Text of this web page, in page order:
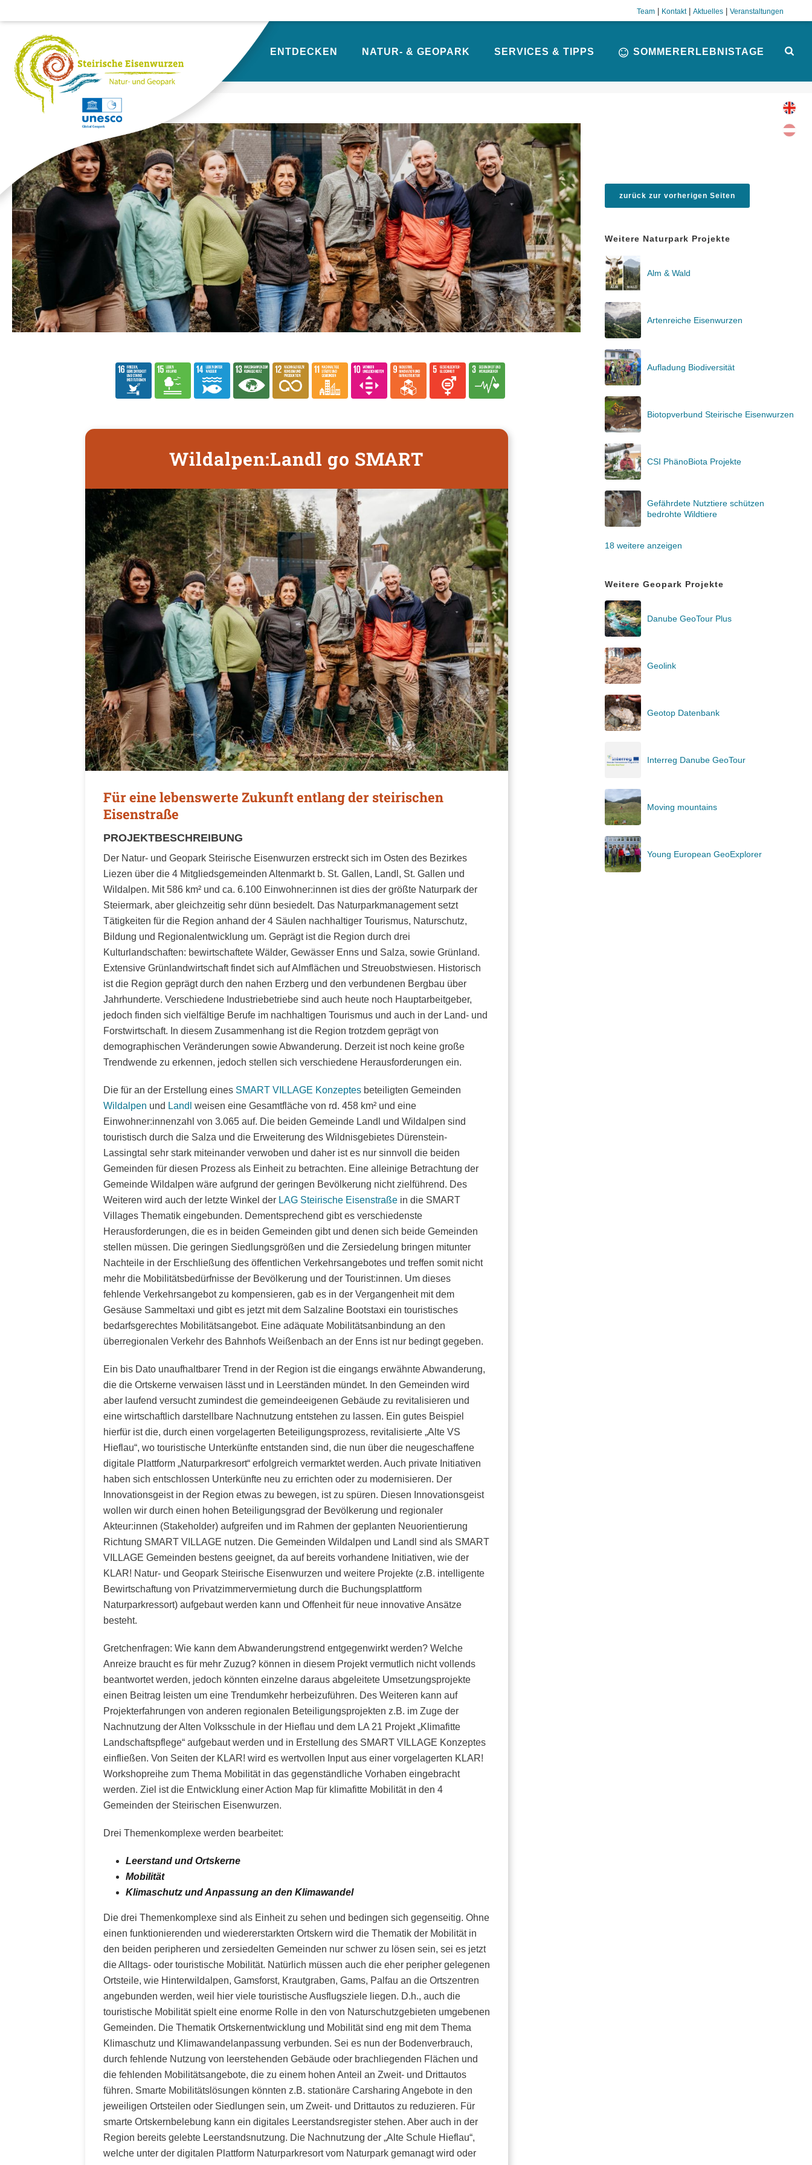
Team Kontakt| Aktuelles Veranstaltungen
HOME ENTDECKEN NATUR- & GEOPARK SERVICES & TIPPS SOMMERERLEBNISTAGE
WILDALPEN:LANDL GO SMART
Wildalpen:Landl go SMART
Für eine lebenswerte Zukunft entlang der steirischen
Eisenstraße
PROJEKTBESCHREIBUNG
Der Natur- und Geopark Steirische Eisenwurzen erstreckt sich im Osten des Bezirkes
Liezen über die 4 Mitgliedsgemeinden Altenmarkt b. St. Gallen, Landl, St. Gallen und
Wildalpen. Mit 586 km² und ca. 6.100 Einwohner:innen ist dies der größte Naturpark der
Steiermark, aber gleichzeitig sehr dünn besiedelt. Das Naturparkmanagement setzt
Tätigkeiten für die Region anhand der 4 Säulen nachhaltiger Tourismus, Naturschutz,
Bildung und Regionalentwicklung um. Geprägt ist die Region durch drei
Kulturlandschaften: bewirtschaftete Wälder, Gewässer Enns und Salza, sowie Grünland.
Extensive Grünlandwirtschaft findet sich auf Almflächen und Streuobstwiesen. Historisch
ist die Region geprägt durch den nahen Erzberg und den verbundenen Bergbau über
Jahrhunderte. Verschiedene Industriebetriebe sind auch heute noch Hauptarbeitgeber,
jedoch finden sich vielfältige Berufe im nachhaltigen Tourismus und auch in der Land- und
Forstwirtschaft. In diesem Zusammenhang ist die Region trotzdem geprägt von
demographischen Veränderungen sowie Abwanderung. Derzeit ist noch keine große
Trendwende zu erkennen, jedoch stellen sich verschiedene Herausforderungen ein.
Die für an der Erstellung eines SMART VILLAGE Konzeptesbeteiligten Gemeinden
Wildalpen und Landl weisen eine Gesamtfläche von rd. 458 km² und eine
Einwohner:innenzahl von 3.065 auf. Die beiden Gemeinde Landl und Wildalpen sind
touristisch durch die Salza und die Erweiterung des Wildnisgebietes Dürenstein-
Lassingtal sehr stark miteinander verwoben und daher ist es nur sinnvoll die beiden
Gemeinden für diesen Prozess als Einheit zu betrachten. Eine alleinige Betrachtung der
Gemeinde Wildalpen wäre aufgrund der geringen Bevölkerung nicht zielführend. Des
Weiteren wird auch der letzte Winkel der LAG Steirische Eisenstraßein die SMART
Villages Thematik eingebunden. Dementsprechend gibt es verschiedenste
Herausforderungen, die es in beiden Gemeinden gibt und denen sich beide Gemeinden
stellen müssen. Die geringen Siedlungsgrößen und die Zersiedelung bringen mitunter
Nachteile in der Erschließung des öffentlichen Verkehrsangebotes und treffen somit nicht
mehr die Mobilitätsbedürfnisse der Bevölkerung und der Tourist:innen. Um dieses
fehlende Verkehrsangebot zu kompensieren, gab es in der Vergangenheit mit dem
Gesäuse Sammeltaxi und gibt es jetzt mit dem Salzaline Bootstaxi ein touristisches
bedarfsgerechtes Mobilitätsangebot. Eine adäquate Mobilitätsanbindung an den
überregionalen Verkehr des Bahnhofs Weißenbach an der Enns ist nur bedingt gegeben.
Ein bis Dato unaufhaltbarer Trend in der Region ist die eingangs erwähnte Abwanderung,
die die Ortskerne verwaisen lässt und in Leerständen mündet. In den Gemeinden wird
aber laufend versucht zumindest die gemeindeeigenen Gebäude zu revitalisieren und
eine wirtschaftlich darstellbare Nachnutzung entstehen zu lassen. Ein gutes Beispiel
hierfür ist die, durch einen vorgelagerten Beteiligungsprozess, revitalisierte „Alte VS
Hieflau“, wo touristische Unterkünfte entstanden sind, die nun über die neugeschaffene
digitale Plattform „Naturparkresort“ erfolgreich vermarktet werden. Auch private Initiativen
haben sich entschlossen Unterkünfte neu zu errichten oder zu modernisieren. Der
Innovationsgeist in der Region etwas zu bewegen, ist zu spüren. Diesen Innovationsgeist
wollen wir durch einen hohen Beteiligungsgrad der Bevölkerung und regionaler
Akteur:innen (Stakeholder) aufgreifen und im Rahmen der geplanten Neuorientierung
Richtung SMART VILLAGE nutzen. Die Gemeinden Wildalpen und Landl sind als SMART
VILLAGE Gemeinden bestens geeignet, da auf bereits vorhandene Initiativen, wie der
KLAR! Natur- und Geopark Steirische Eisenwurzen und weitere Projekte (z.B. intelligente
Bewirtschaftung von Privatzimmervermietung durch die Buchungsplattform
Naturparkressort) aufgebaut werden kann und Offenheit für neue innovative Ansätze
besteht.
Gretchenfragen: Wie kann dem Abwanderungstrend entgegenwirkt werden? Welche
Anreize braucht es für mehr Zuzug? können in diesem Projekt vermutlich nicht vollends
beantwortet werden, jedoch könnten einzelne daraus abgeleitete Umsetzungsprojekte
einen Beitrag leisten um eine Trendumkehr herbeizuführen. Des Weiteren kann auf
Projekterfahrungen von anderen regionalen Beteiligungsprojekten z.B. im Zuge der
Nachnutzung der Alten Volksschule in der Hieflau und dem LA 21 Projekt „Klimafitte
Landschaftspflege“ aufgebaut werden und in Erstellung des SMART VILLAGE Konzeptes
einfließen. Von Seiten der KLAR! wird es wertvollen Input aus einer vorgelagerten KLAR!
Workshopreihe zum Thema Mobilität in das gegenständliche Vorhaben eingebracht
werden. Ziel ist die Entwicklung einer Action Map für klimafitte Mobilität in den 4
Gemeinden der Steirischen Eisenwurzen.
Drei Themenkomplexe werden bearbeitet:
Leerstand und Ortskerne
Mobilität
Klimaschutz und Anpassung an den Klimawandel
Die drei Themenkomplexe sind als Einheit zu sehen und bedingen sich gegenseitig. Ohne
einen funktionierenden und wiedererstarkten Ortskern wird die Thematik der Mobilität in
den beiden peripheren und zersiedelten Gemeinden nur schwer zu lösen sein, sei es jetzt
die Alltags- oder touristische Mobilität. Natürlich müssen auch die eher peripher gelegenen
Ortsteile, wie Hinterwildalpen, Gamsforst, Krautgraben, Gams, Palfau an die Ortszentren
angebunden werden, weil hier viele touristische Ausflugsziele liegen. D.h., auch die
touristische Mobilität spielt eine enorme Rolle in den von Naturschutzgebieten umgebenen
Gemeinden. Die Thematik Ortskernentwicklung und Mobilität sind eng mit dem Thema
Klimaschutz und Klimawandelanpassung verbunden. Sei es nun der Bodenverbrauch,
durch fehlende Nutzung von leerstehenden Gebäude oder brachliegenden Flächen und
die fehlenden Mobilitätsangebote, die zu einem hohen Anteil an Zweit- und Drittautos
führen. Smarte Mobilitätslösungen könnten z.B. stationäre Carsharing Angebote in den
jeweiligen Ortsteilen oder Siedlungen sein, um Zweit- und Drittautos zu reduzieren. Für
smarte Ortskernbelebung kann ein digitales Leerstandsregister stehen. Aber auch in der
Region bereits gelebte Leerstandsnutzung. Die Nachnutzung der „Alte Schule Hieflau“,
welche unter der digitalen Plattform Naturparkresort vom Naturpark gemanagt wird oder
zurück zur vorherigen Seiten
Weitere Naturpark Projekte
Alm & Wald
Artenreiche Eisenwurzen
Aufladung Biodiversität
Biotopverbund Steirische Eisenwurzen
CSI PhänoBiota Projekte
Gefährdete Nutztiere schützen
bedrohte Wildtiere
18 weitere anzeigen
Weitere Geopark Projekte
Danube GeoTour Plus
Geolink
Geotop Datenbank
Interreg Danube GeoTour
Moving mountains
Young European GeoExplorer